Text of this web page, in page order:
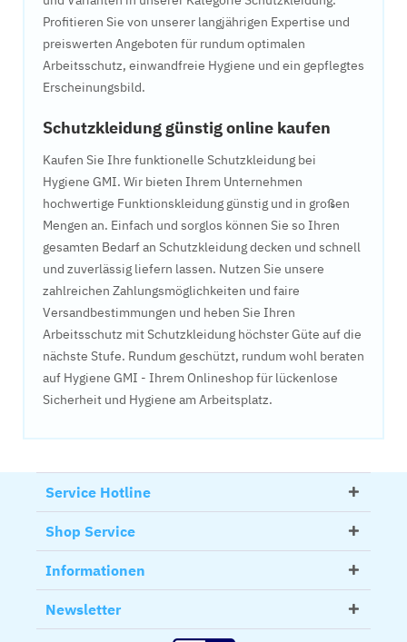
Profitieren Sie von unserer langjährigen Expertise und
preiswerten Angeboten für rundum optimalen
Arbeitsschutz, einwandfreie Hygiene und ein gepflegtes
Erscheinungsbild.
Schutzkleidung günstig online kaufen
Kaufen Sie Ihre funktionelle Schutzkleidung bei
Hygiene GMI. Wir bieten Ihrem Unternehmen
hochwertige Funktionskleidung günstig und in großen
Mengen an. Einfach und sorglos können Sie so Ihren
gesamten Bedarf an Schutzkleidung decken und schnell
und zuverlässig liefern lassen. Nutzen Sie unsere
zahlreichen Zahlungsmöglichkeiten und faire
Versandbestimmungen und heben Sie Ihren
Arbeitsschutz mit Schutzkleidung höchster Güte auf die
nächste Stufe. Rundum geschützt, rundum wohl beraten
auf Hygiene GMI - Ihrem Onlineshop für lückenlose
Sicherheit und Hygiene am Arbeitsplatz.
Service Hotline
Shop Service
Informationen
Newsletter